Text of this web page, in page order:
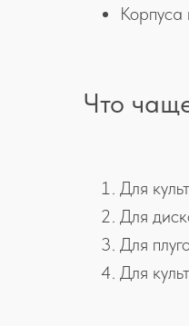
Что
Для
Для
Для
Для